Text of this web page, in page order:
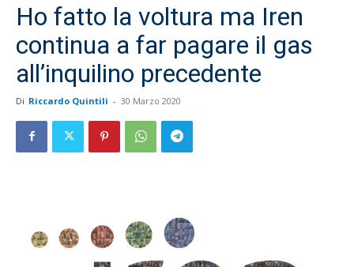
Ho fatto la voltura ma Iren
continua a far pagare il gas
all’inquilino precedente
Di Riccardo Quintili - 30 Marzo 2020